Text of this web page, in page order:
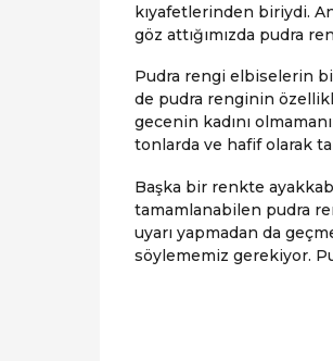
kıyafetlerinden biriydi.
göz attığımızda pudra
Pudra rengi elbiselerin
de pudra renginin
gecenin kadını
tonlarda ve hafif olarak
Başka bir renkte
tamamlanabilen pudra
uyarı yapmadan da
söylememiz gerekiyor.